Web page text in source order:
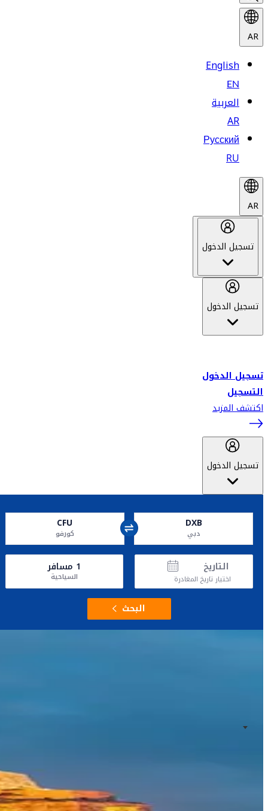
AR
English
EN
العربية
AR
Русский
RU
AR
تسجيل الدخول
تسجيل الدخول
تسجيل الدخول
التسجيل
اكتشف المزيد
تسجيل الدخول
DXB
دبي
CFU
كورفو
التاريخ
اختيار تاريخ المغادرة
1 مسافر
السياحية
البحث